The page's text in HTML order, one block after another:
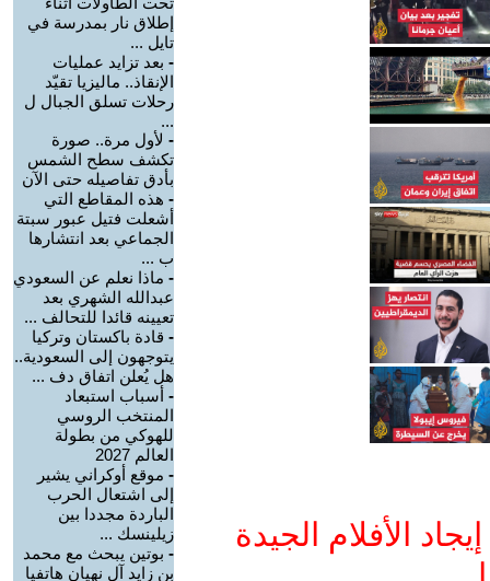
الأفلام الجيدة
إطلاق نار بمدرسة في
تايل ...
- بعد تزايد عمليات
الإنقاذ.. ماليزيا تقيّد
رحلات تسلق الجبال ل
...
- لأول مرة.. صورة
تكشف سطح الشمس
بأدق تفاصيله حتى الآن
- هذه المقاطع التي
أشعلت فتيل عبور سبتة
الجماعي بعد انتشارها
ب ...
- ماذا نعلم عن السعودي
عبدالله الشهري بعد
تعيينه قائدا للتحالف ...
- قادة باكستان وتركيا
يتوجهون إلى السعودية..
هل يُعلن اتفاق دف ...
- أسباب استبعاد
المنتخب الروسي
للهوكي من بطولة
العالم 2027
- موقع أوكراني يشير
إلى اشتعال الحرب
الباردة مجددا بين
زيلينسك ...
- بوتين يبحث مع محمد
بن زايد آل نهيان هاتفيا